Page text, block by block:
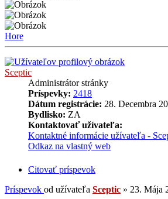
Hore
Sceptic
Administrátor stránky
Príspevky: 2418
Dátum registrácie: 28. Decembra
Bydlisko: ZA
Kontaktovať užívateľa:
Kontaktné informácie užívateľa -
Odkaz na vlastný web
Citovať príspevok
Príspevok od užívateľa Sceptic » 23. Mája